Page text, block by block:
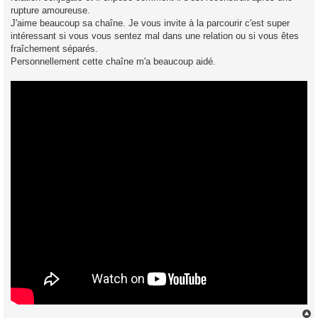
rupture amoureuse.
J'aime beaucoup sa chaîne. Je vous invite à la parcourir c'est super
intéressant si vous vous sentez mal dans une relation ou si vous êtes
fraîchement séparés.
Personnellement cette chaîne m'a beaucoup aidé.